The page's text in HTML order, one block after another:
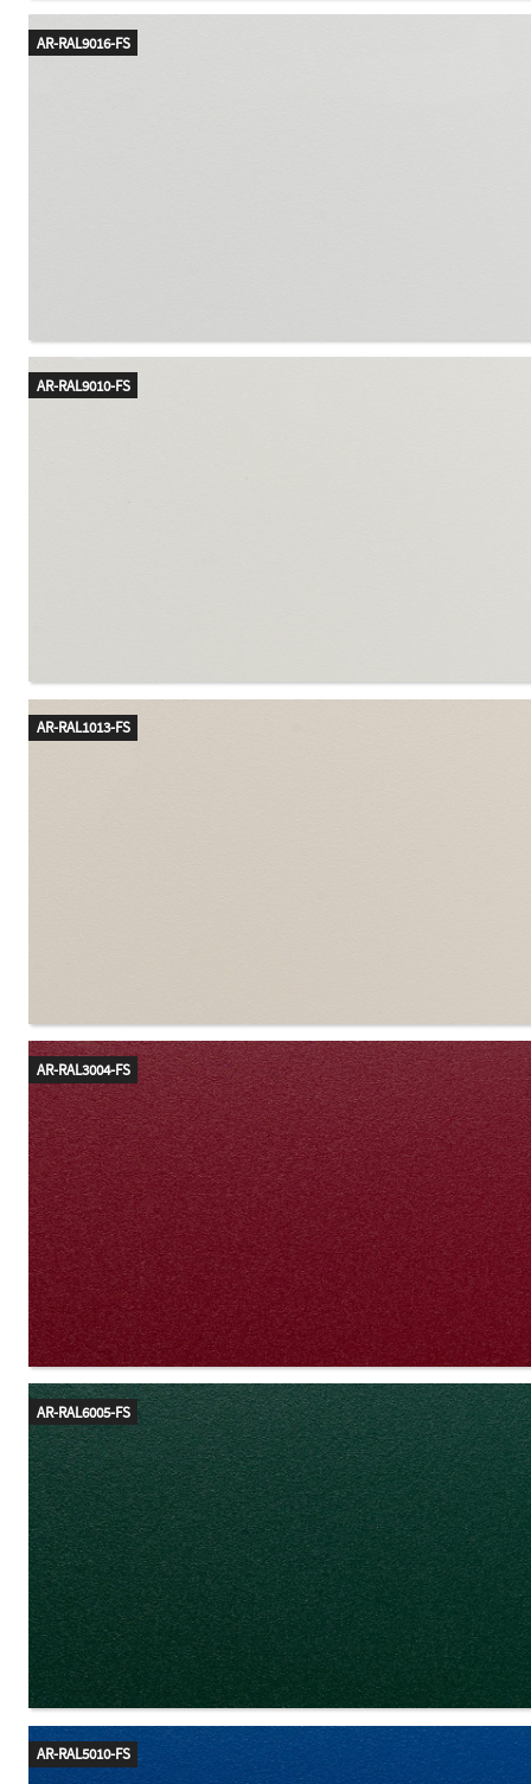
AR-RAL9016-FS
AR-RAL9010-FS
AR-RAL1013-FS
AR-RAL3004-FS
AR-RAL6005-FS
AR-RAL5010-FS